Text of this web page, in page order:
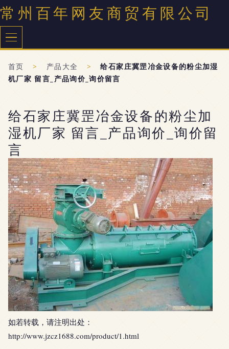
常州百年网友商贸有限公司
首页 > 产品大全 >
给石家庄冀罡冶金设备的粉尘加湿
机厂家 留言_产品询价_询价留言
给石家庄冀罡冶金设备的粉尘加
湿机厂家 留言_产品询价_询价留
言
如若转载，请注明出处：
http://www.jzcz1688.com/product/1.html